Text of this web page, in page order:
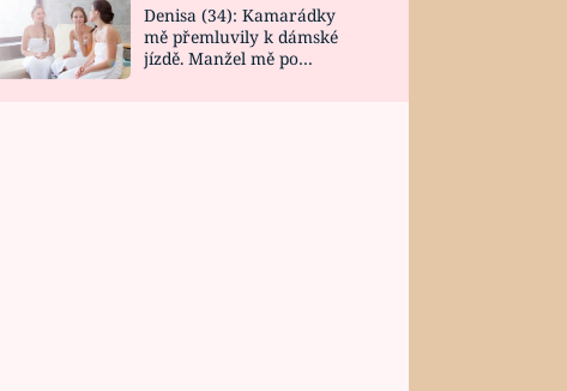
Denisa (34): Kamarádky
mě přemluvily k dámské
jízdě. Manžel mě po